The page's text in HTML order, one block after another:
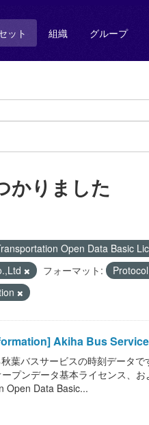
ット 組織 グループ
かりました
Open Data Basic
フォーマット:
Akiha Bus Service
葉バスサービスの時刻データ
プンデータ基本ライセンス、
Open Data Basic...